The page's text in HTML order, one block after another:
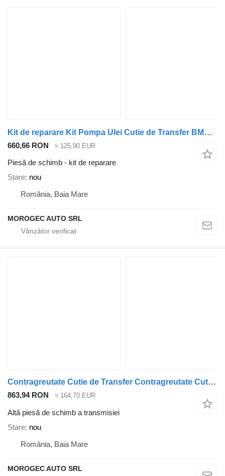
Kit de reparare Kit Pompa Ulei Cutie de Transfer BMW X5, X3 pentru automobil BMW X5, X3
660,66 RON ≈ 125,90 EUR
Piesă de schimb - kit de reparare
Stare nou
România, Baia Mare
MOROGEC AUTO SRL
Contragreutate Cutie de Transfer Contragreutate Cutie de Transfer BMW ATC400 /ATC500 /ATC700 pentru automobil BMW X3 , X5, X6
863,94 RON ≈ 164,70 EUR
Altă piesă de schimb a transmisiei
Stare nou
România, Baia Mare
MOROGEC AUTO SRL